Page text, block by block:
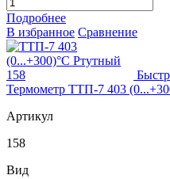
Подробнее
В избранное Сравнение
Термометр ТТП-7 403
Артикул
158
Вид